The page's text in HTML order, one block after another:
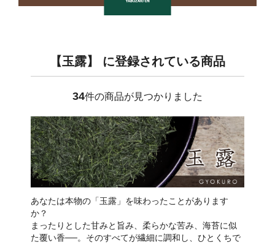
【玉露】 に登録されている商品
34件の商品が見つかりました
あなたは本物の「玉露」を味わったことがあります
か？
まったりとした甘みと旨み、柔らかな苦み、海苔に似
た覆い香──。そのすべてが繊細に調和し、ひとくちで